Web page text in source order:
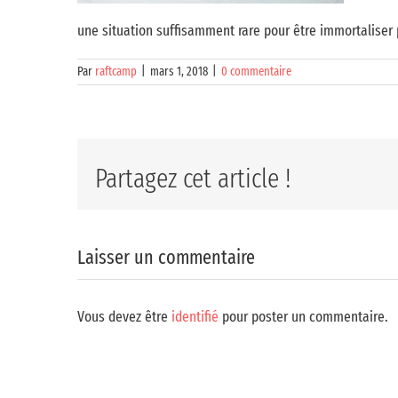
une situation suffisamment rare pour être immortaliser
Par raftcamp mars 1, 2018 0 commentaire
Partagez cet article !
Laisser un commentaire
Vous devez être identifié pour poster un commentaire.